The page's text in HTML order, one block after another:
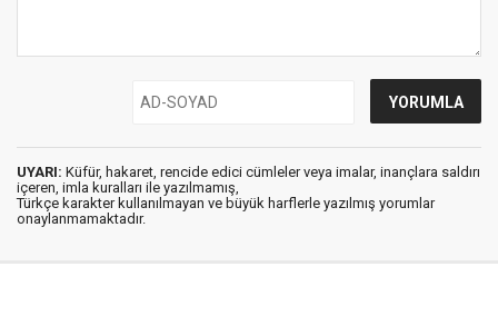
UYARI: Küfür, hakaret, rencide edici cümleler veya imalar, inançlara saldırı
içeren, imla kuralları ile yazılmamış,
Türkçe karakter kullanılmayan ve büyük harflerle yazılmış yorumlar
onaylanmamaktadır.